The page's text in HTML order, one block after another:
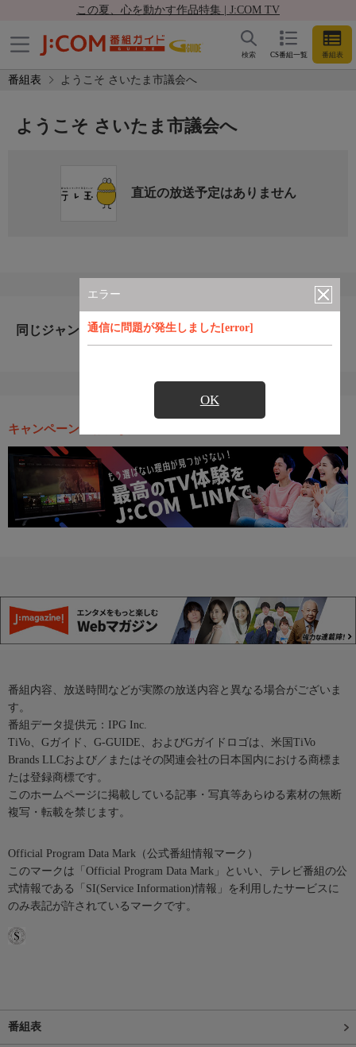
この夏、心を動かす作品特集 | J:COM TV
CS番組一覧 番組表
検索
番組表 ようこそ さいたま市議会へ
エラー
通信に問題が発生しました[error]
OK
ようこそ さいたま市議会へ
直近の放送予定はありません
同じジャンルのおすすめ番組
キャンペーン・お得な情報
番組内容、放送時間などが実際の放送内容と異なる場合がございま
す。
番組データ提供元：IPG Inc.
TiVo、Gガイド、G-GUIDE、およびGガイドロゴは、米国TiVo
Brands LLCおよび／またはその関連会社の日本国内における商標ま
たは登録商標です。
このホームページに掲載している記事・写真等あらゆる素材の無断
複写・転載を禁じます。
Official Program Data Mark（公式番組情報マーク）
このマークは「Official Program Data Mark」といい、テレビ番組の公
式情報である「SI(Service Information)情報」を利用したサービスに
のみ表記が許されているマークです。
番組表